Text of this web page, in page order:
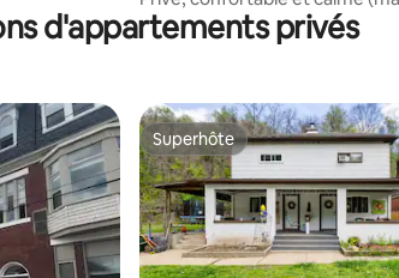
cuisine équipée)
d'appartements privés
Superhôte
Superhôte